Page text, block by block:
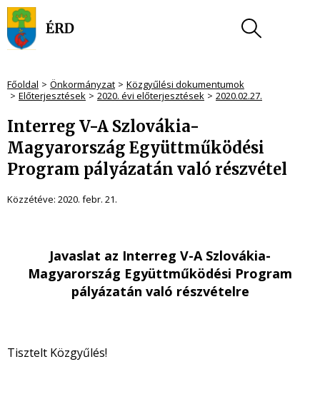
Főoldal Önkormányzat
Közgyűlési dokumentumok
Előterjesztések
2020. évi előterjesztések 2020.02.27.
Interreg V-A Szlovákia-
Magyarország Együttműködési
Program pályázatán való részvétel
Közzétéve: 2020. febr. 21.
Javaslat az Interreg V-A Szlovákia-
Magyarország Együttműködési Program
pályázatán való részvételre
Tisztelt Közgyűlés!